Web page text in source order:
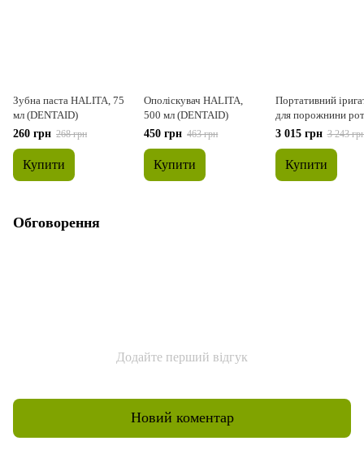
Зубна паста HALITA, 75
мл (DENTAID)
260 грн 268 грн
Купити
Ополіскувач HALITA,
500 мл (DENTAID)
450 грн 463 грн
Купити
Портативний
для порожнини
prooral 5013
3 015 грн 3 243
Купити
Обговорення
Додайте перший відгук
Новий коментар